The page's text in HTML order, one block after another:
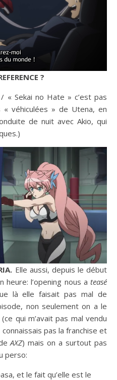
?
« Sekai no Hate » c’est pas
véhiculées » de Utena, en
de nuit avec Akio, qui
Elle aussi, depuis le début
l’opening nous a teasé
là elle faisait pas mal de
non seulement on a le
qui m’avait pas mal vendu
pas la franchise et
AXZ) mais on a surtout pas
perso:
et le fait qu’elle est le